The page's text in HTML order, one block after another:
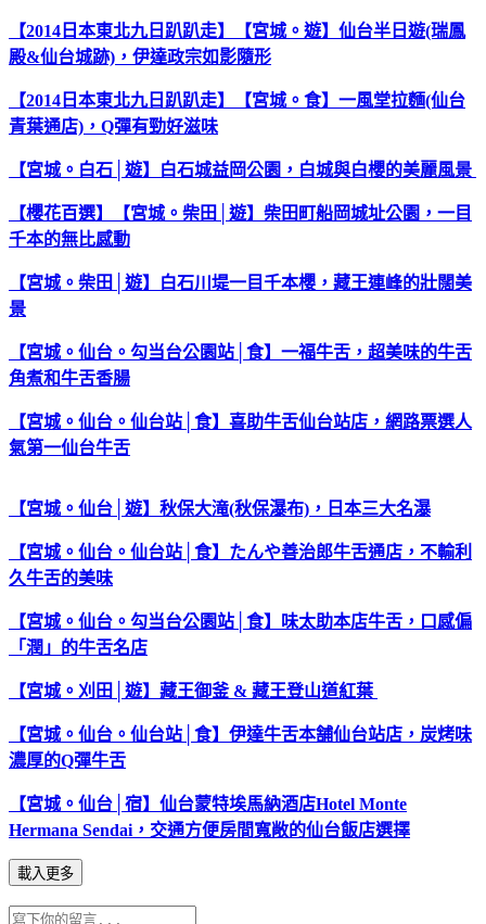
【2014日本東北九日趴趴走】【宮城。遊】仙台半日遊(瑞鳳
殿&仙台城跡)，伊達政宗如影隨形
【2014日本東北九日趴趴走】【宮城。食】一風堂拉麵(仙台
青葉通店)，Q彈有勁好滋味
【宮城。白石│遊】白石城益岡公園，白城與白櫻的美麗風景
【櫻花百選】【宮城。柴田│遊】柴田町船岡城址公園，一目
千本的無比感動
【宮城。柴田│遊】白石川堤一目千本櫻，藏王連峰的壯闊美
景
【宮城。仙台。勾当台公園站│食】一福牛舌，超美味的牛舌
角煮和牛舌香腸
【宮城。仙台。仙台站│食】喜助牛舌仙台站店，網路票選人
氣第一仙台牛舌
【宮城。仙台│遊】秋保大滝(秋保瀑布)，日本三大名瀑
【宮城。仙台。仙台站│食】たんや善治郎牛舌通店，不輸利
久牛舌的美味
【宮城。仙台。勾当台公園站│食】味太助本店牛舌，口感偏
「潤」的牛舌名店
【宮城。刈田│遊】藏王御釜 & 藏王登山道紅葉
【宮城。仙台。仙台站│食】伊達牛舌本舗仙台站店，炭烤味
濃厚的Q彈牛舌
【宮城。仙台│宿】仙台蒙特埃馬納酒店Hotel Monte
Hermana Sendai，交通方便房間寬敞的仙台飯店選擇
載入更多